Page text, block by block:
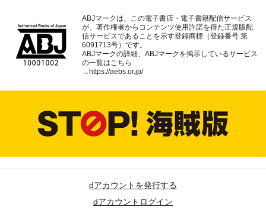
ABJマークは、この電子書店・電子書籍配信サービス
が、著作権者からコンテンツ使用許諾を得た正規版配
信サービスであることを示す登録商標（登録番号 第
6091713号）です。
ABJマークの詳細、ABJマークを掲示しているサービス
の一覧はこちら
→https://aebs.or.jp/
dアカウントを発行する
dアカウントログイン